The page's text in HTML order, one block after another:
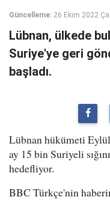
Güncelleme: 26 Ekim 2022
L übnan, ülkede
Suriye'ye geri
başladı.
Lübnan hükümeti
ay 15 bin Suriyeli
hedefliyor.
BBC Türkçe'nin